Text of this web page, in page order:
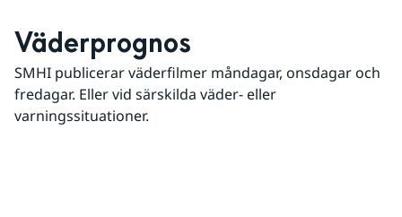
Väderprognos
SMHI publicerar väderfilmer måndagar, onsdagar och
fredagar. Eller vid särskilda väder- eller
varningssituationer.